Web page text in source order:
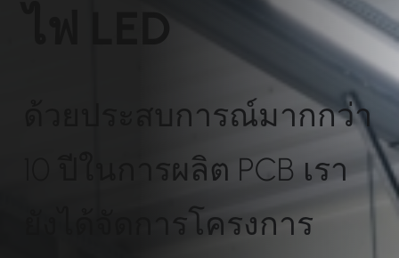
ไฟ LED
ด้วยประสบการณ์มากกว่า
10 ปีในการผลิต PCB เรา
ยังได้จัดการโครงการ